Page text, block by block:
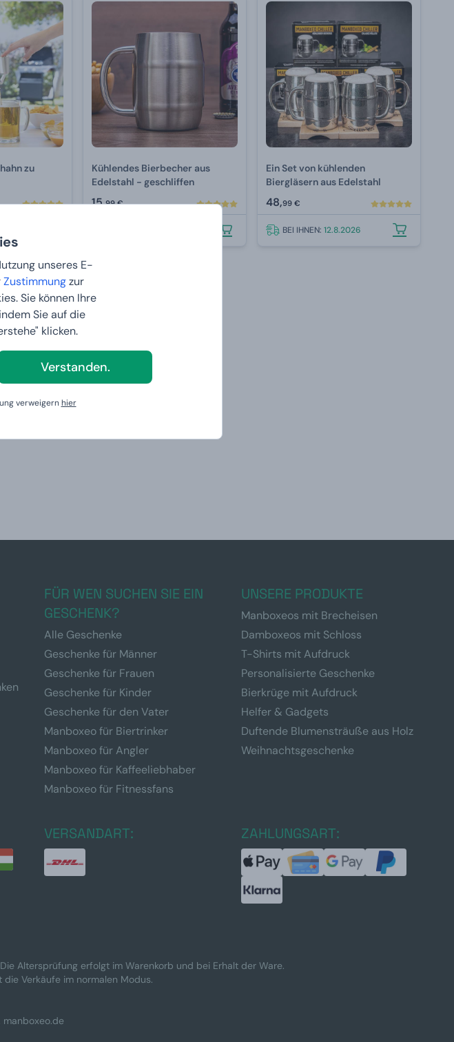
unseres E-
Zustimmungzur
Sie können Ihre
Sie auf die
klicken.
Verstanden.
verweigernhier
zu
Kühlendes Bierbecher aus
Edelstahl - geschliffen
15,99 €
Ein Set von kühlenden
Biergläsern aus Edelstahl
48,99 €
BEI IHNEN:12.8.2026
FÜR WEN SUCHEN SIE EIN
GESCHENK?
Alle Geschenke
Geschenke für Männer
Geschenke für Frauen
Geschenke für Kinder
Geschenke für den Vater
Manboxeo für Biertrinker
Manboxeo für Angler
Manboxeo für Kaffeeliebhaber
Manboxeo für Fitnessfans
UNSERE PRODUKTE
Manboxeos mit Brecheisen
Damboxeos mit Schloss
T-Shirts mit Aufdruck
Personalisierte Geschenke
Bierkrüge mit Aufdruck
Helfer & Gadgets
Duftende Blumensträuße aus Holz
Weihnachtsgeschenke
VERSANDART: ZAHLUNGSART:
Altersprüfung erfolgt im Warenkorb und bei Erhalt der Ware.
Verkäufe im normalen Modus.